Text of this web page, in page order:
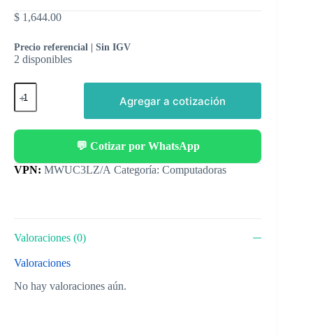
$ 1,644.00
Precio referencial | Sin IGV
2 disponibles
Agregar a cotización
💬 Cotizar por WhatsApp
Categoría: Computadoras
Valoraciones (0)
Valoraciones
No hay valoraciones aún.